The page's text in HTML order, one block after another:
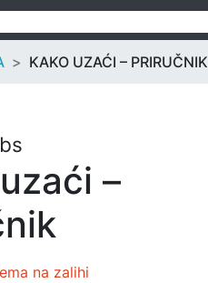
KAKO UZAĆI – PRIRUČNIK
–
na zalihi